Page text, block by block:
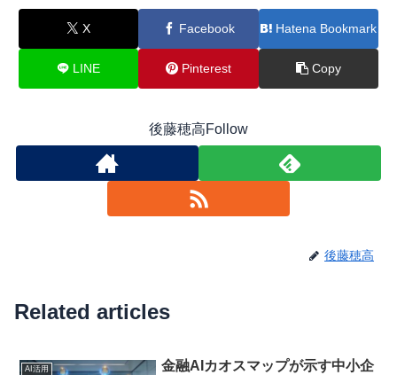
X Facebook Hatena Bookmark
LINE Pinterest Copy
後藤穂高Follow
後藤穂高
Related articles
AI活用
金融AIカオスマップが示す中小企